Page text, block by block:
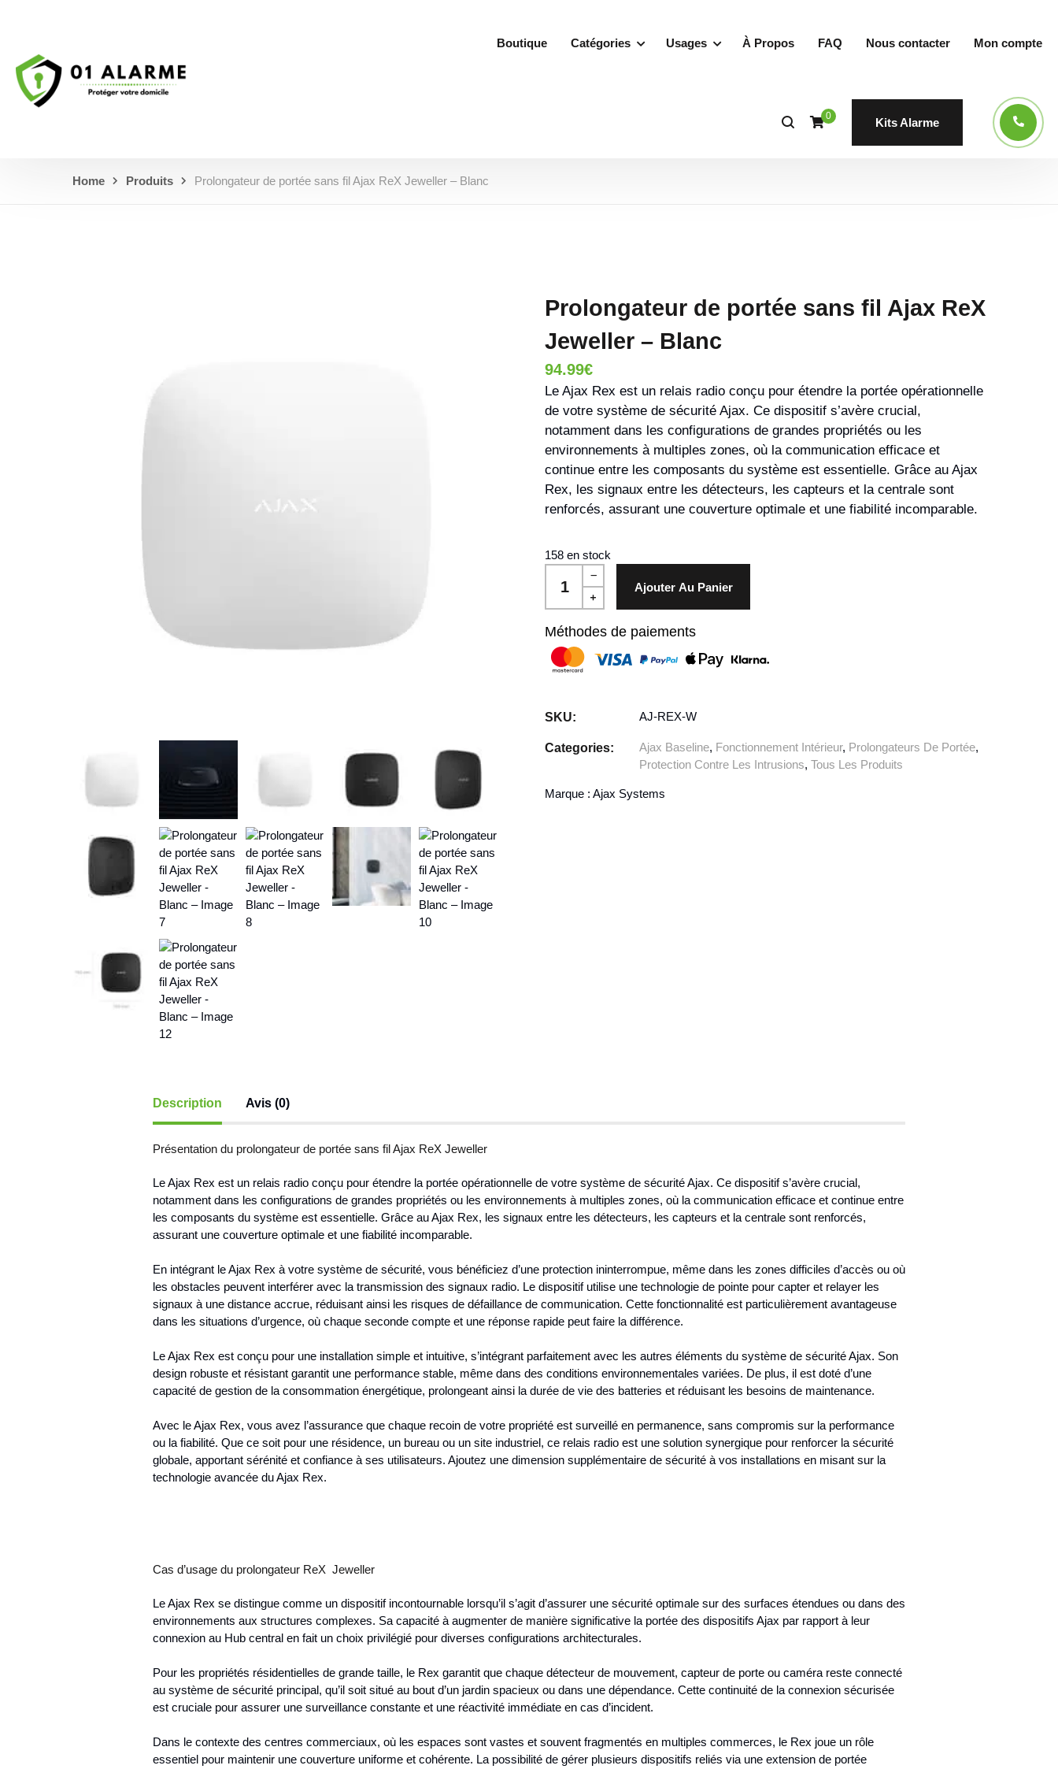
Boutique Catégories Usages À Propos FAQ Nous contacter Mon compte
0
Kits Alarme
Home Produits Prolongateur de portée sans fil Ajax ReX Jeweller – Blanc
Prolongateur de portée sans fil Ajax ReX
Jeweller – Blanc
94.99€
Le Ajax Rex est un relais radio conçu pour étendre la portée opérationnelle
de votre système de sécurité Ajax. Ce dispositif s’avère crucial,
notamment dans les configurations de grandes propriétés ou les
environnements à multiples zones, où la communication efficace et
continue entre les composants du système est essentielle. Grâce au Ajax
Rex, les signaux entre les détecteurs, les capteurs et la centrale sont
renforcés, assurant une couverture optimale et une fiabilité incomparable.
158 en stock
Ajouter Au Panier
Méthodes de paiements
SKU: AJ-REX-W
Categories: Ajax Baseline, Fonctionnement Intérieur, Prolongateurs De Portée,
Protection Contre Les Intrusions, Tous Les Produits
Marque : Ajax Systems
Description Avis (0)
Présentation du prolongateur de portée sans fil Ajax ReX Jeweller
Le Ajax Rex est un relais radio conçu pour étendre la portée opérationnelle de votre système de sécurité Ajax. Ce dispositif s’avère crucial,
notamment dans les configurations de grandes propriétés ou les environnements à multiples zones, où la communication efficace et continue entre
les composants du système est essentielle. Grâce au Ajax Rex, les signaux entre les détecteurs, les capteurs et la centrale sont renforcés,
assurant une couverture optimale et une fiabilité incomparable.
En intégrant le Ajax Rex à votre système de sécurité, vous bénéficiez d’une protection ininterrompue, même dans les zones difficiles d’accès ou où
les obstacles peuvent interférer avec la transmission des signaux radio. Le dispositif utilise une technologie de pointe pour capter et relayer les
signaux à une distance accrue, réduisant ainsi les risques de défaillance de communication. Cette fonctionnalité est particulièrement avantageuse
dans les situations d’urgence, où chaque seconde compte et une réponse rapide peut faire la différence.
Le Ajax Rex est conçu pour une installation simple et intuitive, s’intégrant parfaitement avec les autres éléments du système de sécurité Ajax. Son
design robuste et résistant garantit une performance stable, même dans des conditions environnementales variées. De plus, il est doté d’une
capacité de gestion de la consommation énergétique, prolongeant ainsi la durée de vie des batteries et réduisant les besoins de maintenance.
Avec le Ajax Rex, vous avez l’assurance que chaque recoin de votre propriété est surveillé en permanence, sans compromis sur la performance
ou la fiabilité. Que ce soit pour une résidence, un bureau ou un site industriel, ce relais radio est une solution synergique pour renforcer la sécurité
globale, apportant sérénité et confiance à ses utilisateurs. Ajoutez une dimension supplémentaire de sécurité à vos installations en misant sur la
technologie avancée du Ajax Rex.
Cas d’usage du prolongateur ReX Jeweller
Le Ajax Rex se distingue comme un dispositif incontournable lorsqu’il s’agit d’assurer une sécurité optimale sur des surfaces étendues ou dans des
environnements aux structures complexes. Sa capacité à augmenter de manière significative la portée des dispositifs Ajax par rapport à leur
connexion au Hub central en fait un choix privilégié pour diverses configurations architecturales.
Pour les propriétés résidentielles de grande taille, le Rex garantit que chaque détecteur de mouvement, capteur de porte ou caméra reste connecté
au système de sécurité principal, qu’il soit situé au bout d’un jardin spacieux ou dans une dépendance. Cette continuité de la connexion sécurisée
est cruciale pour assurer une surveillance constante et une réactivité immédiate en cas d’incident.
Dans le contexte des centres commerciaux, où les espaces sont vastes et souvent fragmentés en multiples commerces, le Rex joue un rôle
essentiel pour maintenir une couverture uniforme et cohérente. La possibilité de gérer plusieurs dispositifs reliés via une extension de portée